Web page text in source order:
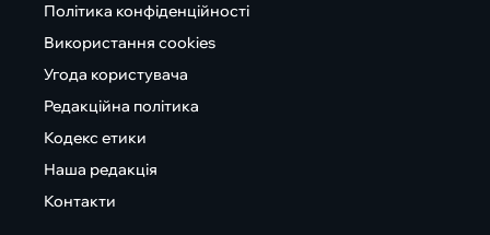
Політика конфіденційності
Використання cookies
Угода користувача
Редакційна політика
Кодекс етики
Наша редакція
Контакти